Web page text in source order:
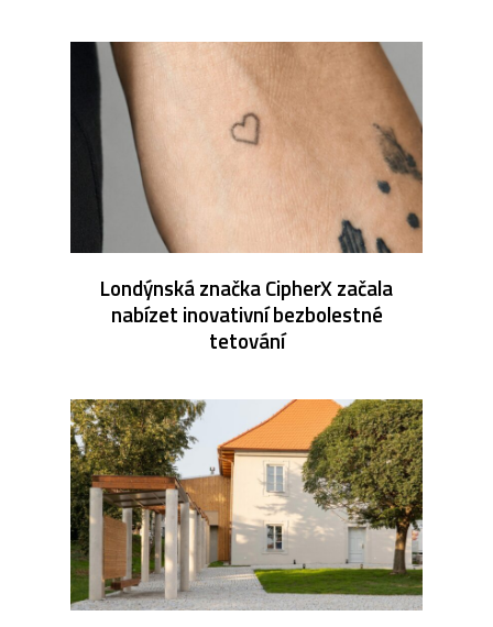
Londýnská značka CipherX začala
nabízet inovativní bezbolestné
tetování